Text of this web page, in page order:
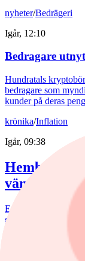
nyheter/Bedrägeri
Igår, 12:10
Bedragare
Hundratals
bedragare som
kunder på deras
krönika/Inflation
Igår, 09:38
Hemberg:
väntar
En andra våg av
gaslager pekar i den